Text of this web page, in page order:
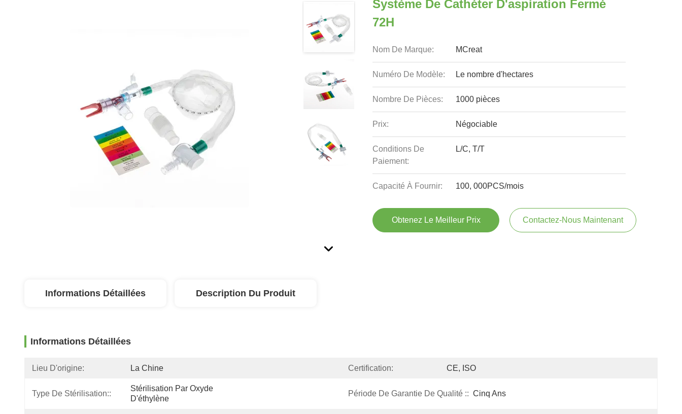
Système De Cathéter D'aspiration Fermé
72H
Nom De Marque: MCreat
Numéro De Modèle: Le nombre d'hectares
Nombre De Pièces: 1000 pièces
Prix: Négociable
Conditions De
Paiement:
L/C, T/T
Capacité À Fournir: 100, 000PCS/mois
Obtenez Le Meilleur Prix Contactez-Nous Maintenant
Informations Détaillées Description Du Produit
Informations Détaillées
Lieu D'origine: La Chine Certification: CE, ISO
Type De Stérilisation::
Stérilisation Par Oxyde
D'éthylène
Période De Garantie De Qualité :: Cinq Ans